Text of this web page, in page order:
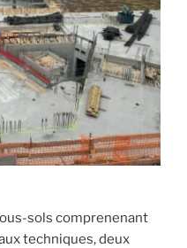
sols comprenenant
techniques, deux